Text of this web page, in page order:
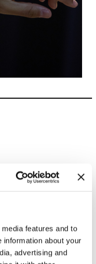
features and to
about your
advertising and